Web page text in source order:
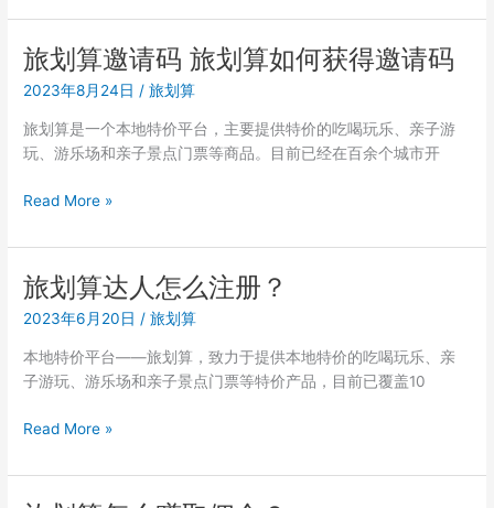
成
为
旅
划
分
享
旅划算邀请码 旅划算如何获得邀请码
2023年8月24日/旅划算
旅划算是一个本地特价平台，主要提供特价的吃喝玩乐、亲子游
玩、游乐场和亲子景点门票等商品。目前已经在百余个城市开
旅
算
邀
请
码
划
算
Read More »
旅划算达人怎么注册？
2023年6月20日/旅划算
本地特价平台——旅划算，致力于提供本地特价的吃喝玩乐、亲
子游玩、游乐场和亲子景点门票等特价产品，目前已覆盖10
旅
算
达
Read More »